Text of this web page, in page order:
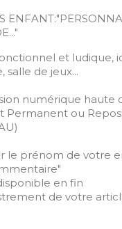
et ludique,
salle de jeux...
numérique haute
Permanent ou
le prénom de votre
en fin
de votre